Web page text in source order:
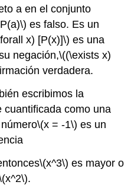
a en el conjunto
es falso. Es un
x) [P(x)]\) es una
negación,\((\exists x)
verdadera.
escribimos la
cuantificada como una
\(x = -1\) es un
\(x^3\) es mayor o
.